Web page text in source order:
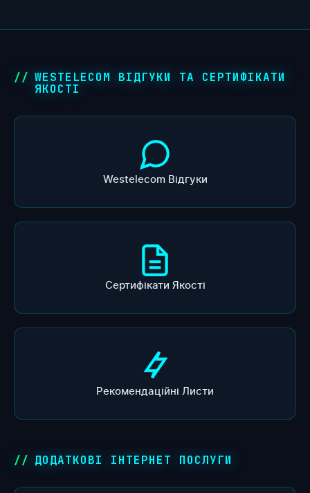
WESTELECOM ВІДГУКИ ТА СЕРТИФІКАТИ
ЯКОСТІ
Westelecom Відгуки
Сертифікати Якості
Рекомендаційні Листи
ДОДАТКОВІ ІНТЕРНЕТ ПОСЛУГИ